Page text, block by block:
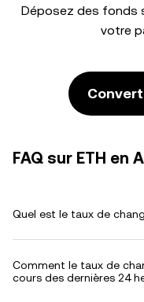
Déposez des fonds
votre
FAQ sur ETH en
Quel est le taux de
Comment le taux de
cours des dernières 24